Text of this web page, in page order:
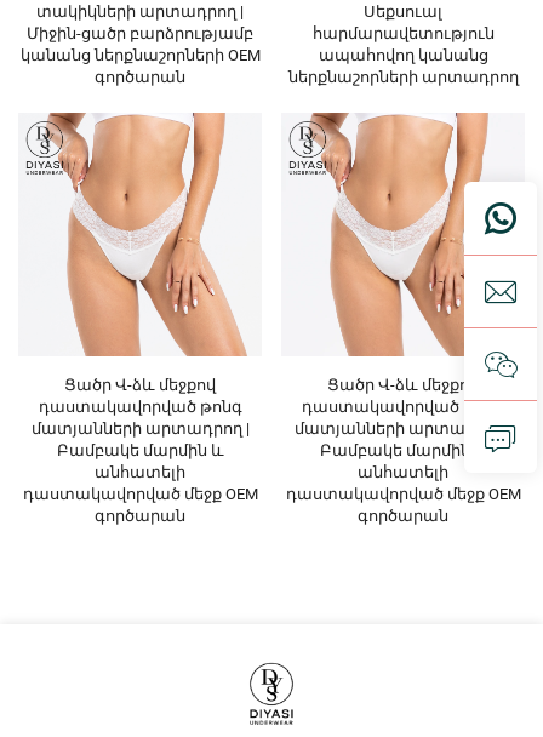
տակիկների արտադրող |
Միջին-ցածր բարձրությամբ
կանանց ներքնաշորների OEM
գործարան
Սեքսուալ
հարմարավետություն
ապահովող կանանց
ներքնաշորների արտադրող
Ցածր Վ-ձև մեջքով
դաստակավորված թոնգ
մատյանների արտադրող |
Բամբակե մարմին և
անհատելի
դաստակավորված մեջք OEM
գործարան
Ցածր Վ-ձև մեջքով
դաստակավորված թոնգ
մատյանների արտադրող |
Բամբակե մարմին և
անհատելի
դաստակավորված մեջք OEM
գործարան